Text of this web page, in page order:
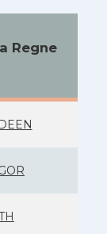
Regne